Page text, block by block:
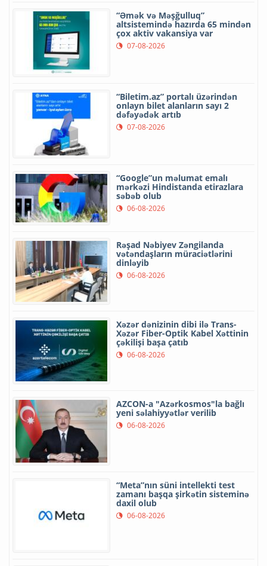
“Əmək və Məşğulluq”
altsistemində hazırda 65 mindən
çox aktiv vakansiya var
07-08-2026
“Biletim.az” portalı üzərindən
onlayn bilet alanların sayı 2
dəfəyədək artıb
07-08-2026
“Google”un məlumat emalı
mərkəzi Hindistanda etirazlara
səbəb olub
06-08-2026
Rəşad Nəbiyev Zəngilanda
vətəndaşların müraciətlərini
dinləyib
06-08-2026
Xəzər dənizinin dibi ilə Trans-
Xəzər Fiber-Optik Kabel Xəttinin
çəkilişi başa çatıb
06-08-2026
AZCON-a "Azərkosmos"la bağlı
yeni səlahiyyətlər verilib
06-08-2026
“Meta”nın süni intellekti test
zamanı başqa şirkətin sisteminə
daxil olub
06-08-2026